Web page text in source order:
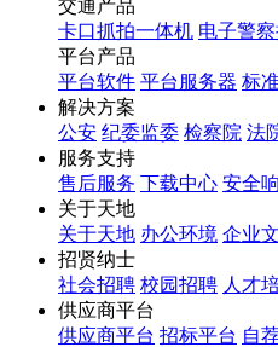
交通产品
卡口抓拍一体机 电子警
平台产品
平台软件 平台服务器 标
解决方案
公安 纪委监委 检察院 法
服务支持
售后服务 下载中心 安全
关于天地
关于天地 办公环境 企业
招贤纳士
社会招聘 校园招聘 人才
供应商平台
供应商平台 招标平台 自